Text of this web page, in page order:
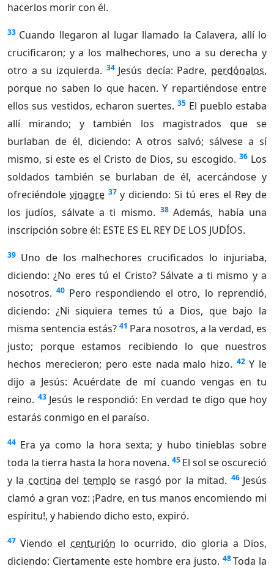
hacerlos morir con él.
33 Cuando llegaron al lugar llamado la Calavera, allí lo
crucificaron; y a los malhechores, uno a su derecha y
otro a su izquierda. 34 Jesús decía: Padre, perdónalos,
porque no saben lo que hacen. Y repartiéndose entre
ellos sus vestidos, echaron suertes. 35 El pueblo estaba
allí mirando; y también los magistrados que se
burlaban de él, diciendo: A otros salvó; sálvese a sí
mismo, si este es el Cristo de Dios, su escogido. 36 Los
soldados también se burlaban de él, acercándose y
ofreciéndole vinagre 37 y diciendo: Si tú eres el Rey de
los judíos, sálvate a ti mismo. 38 Además, había una
inscripción sobre él: ESTE ES EL REY DE LOS JUDÍOS.
39 Uno de los malhechores crucificados lo injuriaba,
diciendo: ¿No eres tú el Cristo? Sálvate a ti mismo y a
nosotros. 40 Pero respondiendo el otro, lo reprendió,
diciendo: ¿Ni siquiera temes tú a Dios, que bajo la
misma sentencia estás? 41 Para nosotros, a la verdad, es
justo; porque estamos recibiendo lo que nuestros
hechos merecieron; pero este nada malo hizo. 42 Y le
dijo a Jesús: Acuérdate de mí cuando vengas en tu
reino. 43 Jesús le respondió: En verdad te digo que hoy
estarás conmigo en el paraíso.
44 Era ya como la hora sexta; y hubo tinieblas sobre
toda la tierra hasta la hora novena. 45 El sol se oscureció
y la cortina del templo se rasgó por la mitad. 46 Jesús
clamó a gran voz: ¡Padre, en tus manos encomiendo mi
espíritu!, y habiendo dicho esto, expiró.
47 Viendo el centurión lo ocurrido, dio gloria a Dios,
diciendo: Ciertamente este hombre era justo. 48 Toda la